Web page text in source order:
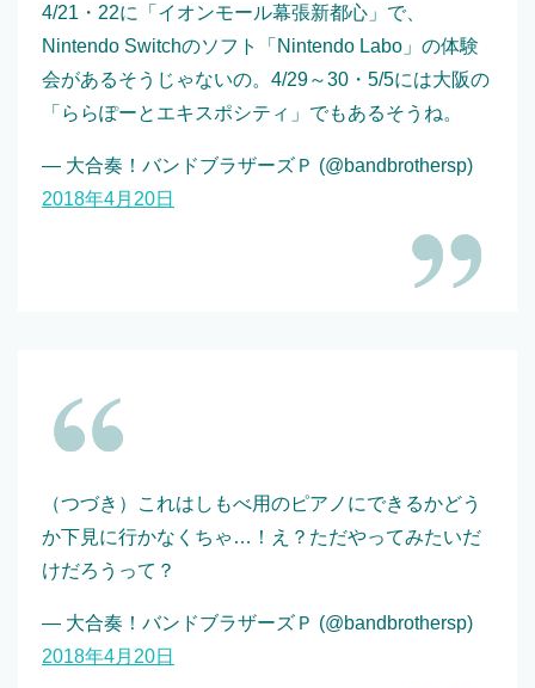
4/21・22に「イオンモール幕張新都心」で、
Nintendo Switchのソフト「Nintendo Labo」の体験
会があるそうじゃないの。4/29～30・5/5には大阪の
「ららぽーとエキスポシティ」でもあるそうね。
— 大合奏！バンドブラザーズＰ (@bandbrothersp)
2018年4月20日
（つづき）これはしもべ用のピアノにできるかどう
か下見に行かなくちゃ…！え？ただやってみたいだ
けだろうって？
— 大合奏！バンドブラザーズＰ (@bandbrothersp)
2018年4月20日